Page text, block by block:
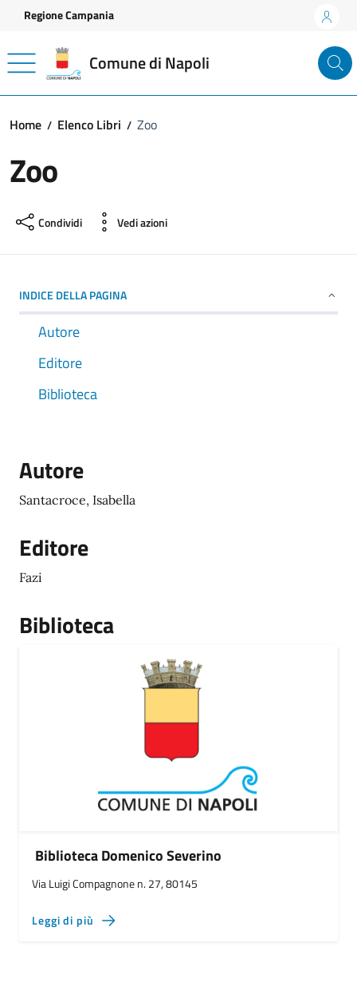
Vai ai contenuti
Vai al footer
Regione Campania
Comune di Napoli
Home Elenco Libri Zoo
Zoo
Condividi Vedi azioni
INDICE DELLA PAGINA
Autore
Editore
Biblioteca
Autore
Santacroce, Isabella
Editore
Fazi
Biblioteca
Biblioteca Domenico Severino
Via Luigi Compagnone n. 27, 80145
Leggi di più